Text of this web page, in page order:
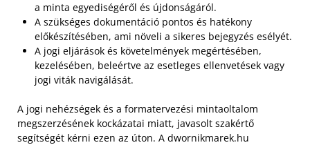
a minta egyediségéről és újdonságáról.
A szükséges dokumentáció pontos és hatékony
előkészítésében, ami növeli a sikeres bejegyzés esélyét.
A jogi eljárások és követelmények megértésében,
kezelésében, beleértve az esetleges ellenvetések vagy
jogi viták navigálását.
A jogi nehézségek és a formatervezési mintaoltalom
megszerzésének kockázatai miatt, javasolt szakértő
segítségét kérni ezen az úton. A dwornikmarek.hu